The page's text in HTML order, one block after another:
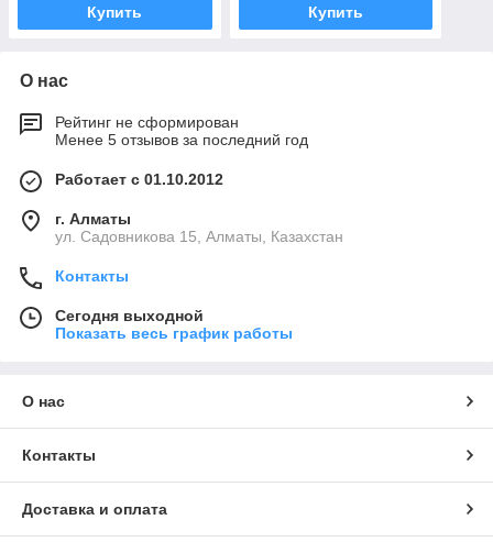
Купить Купить
О нас
Рейтинг не сформирован
Менее 5 отзывов за последний год
Работает с 01.10.2012
г. Алматы
ул. Садовникова 15, Алматы, Казахстан
Контакты
Сегодня выходной
Показать весь график работы
О нас
Контакты
Доставка и оплата